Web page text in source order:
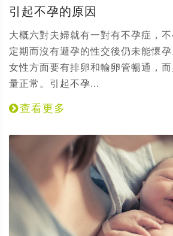
引起不孕的原因
大概六對夫婦就有一對有不孕症，
定期而沒有避孕的性交後仍未能懷
女性方面要有排卵和輸卵管暢通，
量正常。引起不孕...
查看更多